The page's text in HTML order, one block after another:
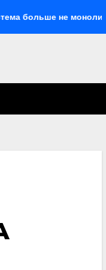
не монолитна